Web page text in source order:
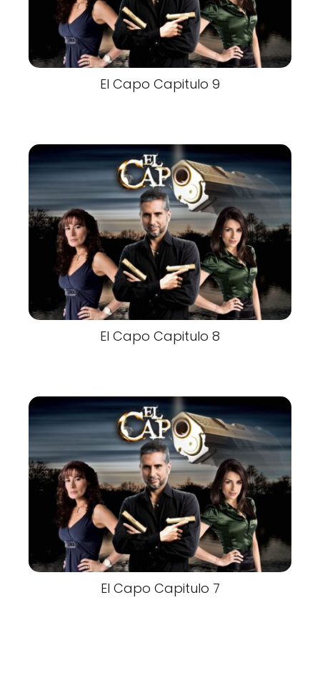
El Capo Capitulo 9
El Capo Capitulo 8
El Capo Capitulo 7